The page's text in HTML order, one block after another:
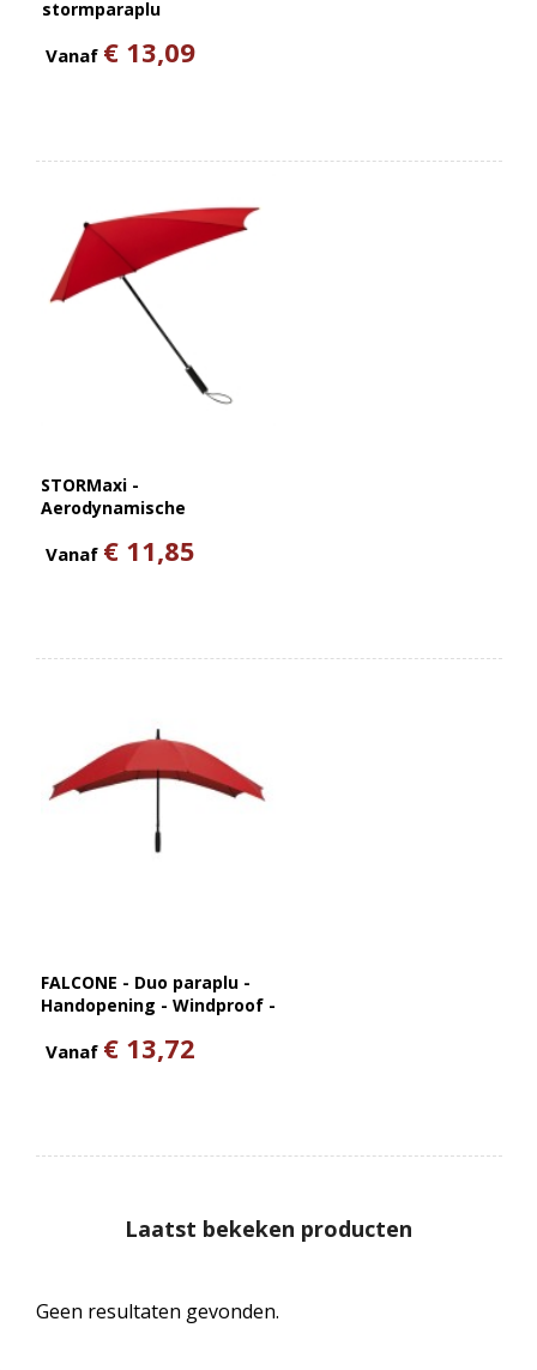
stormparaplu
Vanaf € 13,09
STORMaxi -
Aerodynamische
Handopening - Windproof -
Vanaf € 11,85
FALCONE - Duo paraplu -
Handopening - Windproof -
Vanaf € 13,72
Laatst bekeken producten
Geen resultaten gevonden.